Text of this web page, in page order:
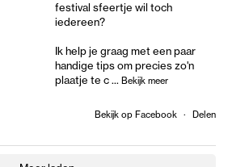
festival sfeertje wil toch
iedereen?
Ik help je graag met een paar
handige tips om precies zo'n
plaatje te c... Bekijk meer
Bekijk op Facebook · Delen